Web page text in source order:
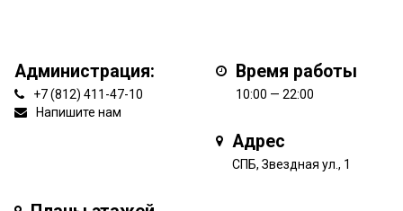
Администрация:
+7 (812) 411-47-10
Напишите нам
Время работы
10:00 — 22:00
Адрес
СПБ, Звездная ул., 1